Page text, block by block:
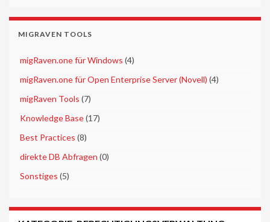
MIGRAVEN TOOLS
migRaven.one für Windows (4)
migRaven.one für Open Enterprise Server (Novell) (4)
migRaven Tools (7)
Knowledge Base(17)
Best Practices (8)
direkte DB Abfragen (0)
Sonstiges (5)